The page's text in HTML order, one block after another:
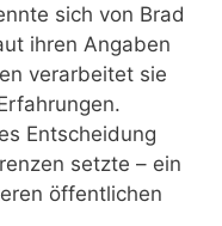
sich von Brad
ihren Angaben
verarbeitet sie
Entscheidung
setzte – ein
öffentlichen